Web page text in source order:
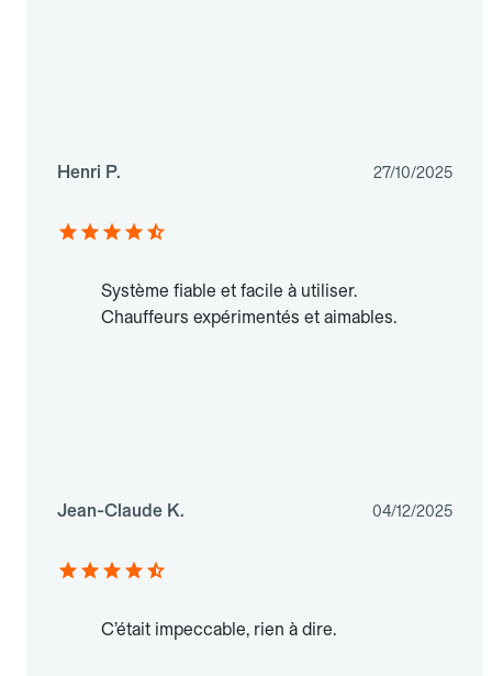
Henri P. 27/10/2025
Système fiable et facile à utiliser.
Chauffeurs expérimentés et aimables.
Jean-Claude K. 04/12/2025
C’était impeccable, rien à dire.